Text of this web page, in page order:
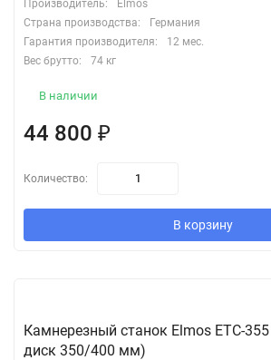
Производитель:
Elmos
Страна производства:
Германия
Гарантия производителя:
12 мес.
Вес брутто:
74 кг
В наличии
44 800 ₽
Количество:
В корзину
Камнерезный станок Elmos ETC-
диск 350/400 мм)